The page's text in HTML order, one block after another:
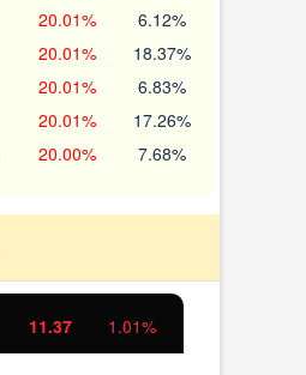
20.01% 6.12%
20.01% 18.37%
20.01% 6.83%
20.01% 17.26%
20.00% 7.68%
11.37 1.01%